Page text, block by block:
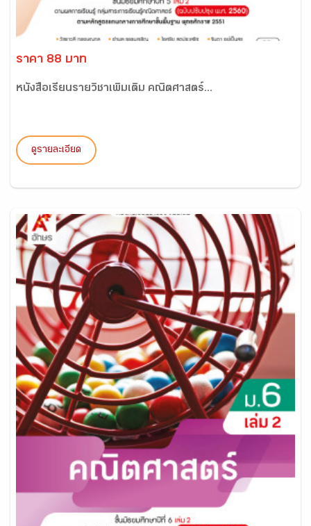
ราคา 88 บาท
หนังสือเรียนรายวิชาเพิ่มเติม คณิตศาสตร์...
ดูรายละเอียด